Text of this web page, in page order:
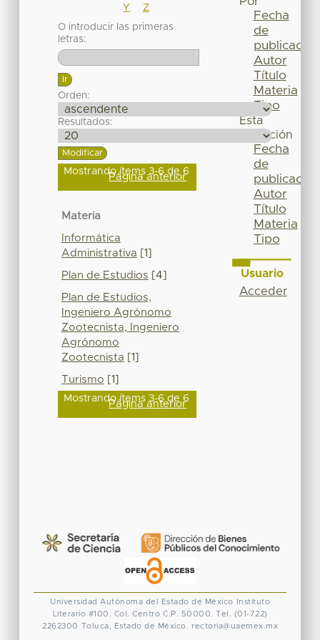
Y
Z
O introducir las primeras
letras:
Orden:
Resultados:
Mostrando ítems 3-6 de 6
Página anterior
Materia
Informática
Administrativa [1]
Plan de Estudios [4]
Plan de Estudios,
Ingeniero Agrónomo
Zootecnista, Ingeniero
Agrónomo
Zootecnista [1]
Turismo [1]
Mostrando ítems 3-6 de 6
Página anterior
Fecha
de
publicación
Autor
Título
Materia
Tipo
Esta
colección
Fecha
de
publicación
Autor
Título
Materia
Tipo
Usuario
Acceder
Universidad Autónoma del Estado de México
Instituto
Literario #100. Col. Centro C.P. 50000. Tel. (01-722)
2262300 Toluca, Estado de México. rectoria@uaemex.mx